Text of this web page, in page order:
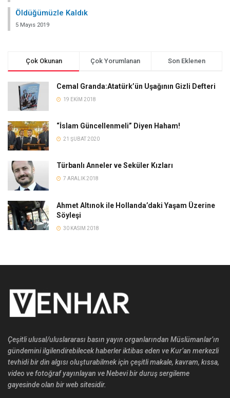
Öldüğümüzle Kaldık
5 Mayıs 2019
Çok Okunan Çok Yorumlanan Son Eklenen
Cemal Granda:Atatürk’ün Uşağının Gizli Defteri
19 EKIM 2018
“İslam Güncellenmeli” Diyen Haham!
21 ŞUBAT 2020
Türbanlı Anneler ve Seküler Kızları
7 ARALIK 2018
Ahmet Altınok ile Hollanda’daki Yaşam Üzerine
Söyleşi
30 KASIM 2018
Çeşitli ulusal/uluslararası basın yayın organlarından Müslümanlar’ın
gündemini ilgilendirebilecek haberler iktibas eden ve Kur’an merkezli
tevhidi bir din algısı oluşturabilmek için çeşitli makale, kavram, kıssa,
video ve fotoğraf yayınlayan ve Nebevi bir duruş sergileme
gayesinde olan bir web sitesidir.